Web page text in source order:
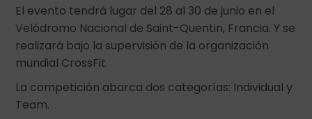
El evento tendrá lugar del 28 al 30 de junio en el
Velódromo Nacional de Saint-Quentin, Francia. Y se
realizará bajo la supervisión de la organización
mundial CrossFit.
La competición abarca dos categorías: Individual y
Team.